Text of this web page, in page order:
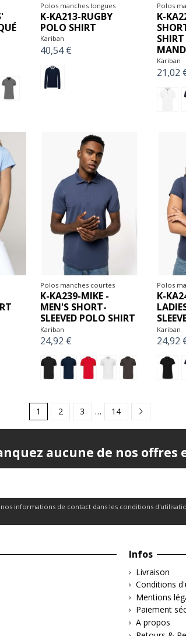
Polos manches longues
K-KA213-RUGBY
POLO SHIRT
Kariban
40,54 €
Polos
K-
Kariban
21,02
Polos manches courtes
K-KA239-MIKE -
MEN'S SHORT-
SLEEVED POLO SHIRT
Kariban
24,92 €
Polos
K-
Kariban
24,92
1 2 3 … 14
aucune de nos offres
informations de contact dans les conditions
Infos
Livraison
Conditions
Mentions
Paiement
A propos